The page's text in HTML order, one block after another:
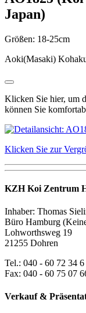
Japan)
Größen: 18-25cm
Aoki(Masaki)
Klicken Sie hier, um
können Sie
Klicken Sie zur
KZH Koi Zentrum
Inhaber: Thomas
Büro Hamburg
Lohworthsweg 19
21255 Dohren
Tel.: 040 - 60 72 34 6
Fax: 040 - 60 75 07
Verkauf &